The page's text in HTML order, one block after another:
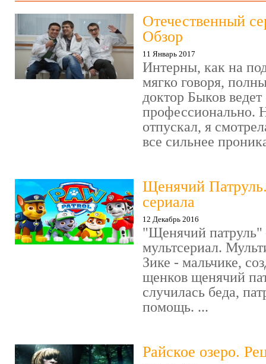
Отечественный
Обзор
11 Январь 2017
Интерны, как на
мягко говоря,
доктор Быков ведет
профессионально.
отпускал, я
все сильнее
Щенячий
сериала
12 Декабрь 2016
"Щенячий патруль"
мультсериал.
Зике - мальчике,
щенков щенячий
случилась беда,
помощь. ...
Райское озеро.